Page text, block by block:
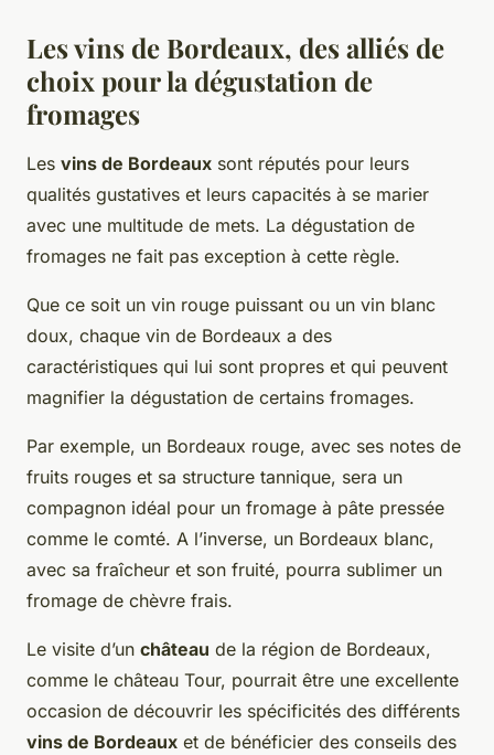
Les vins de Bordeaux, des alliés de
choix pour la dégustation de
fromages
Les vins de Bordeaux sont réputés pour leurs
qualités gustatives et leurs capacités à se marier
avec une multitude de mets. La dégustation de
fromages ne fait pas exception à cette règle.
Que ce soit un vin rouge puissant ou un vin blanc
doux, chaque vin de Bordeaux a des
caractéristiques qui lui sont propres et qui peuvent
magnifier la dégustation de certains fromages.
Par exemple, un Bordeaux rouge, avec ses notes de
fruits rouges et sa structure tannique, sera un
compagnon idéal pour un fromage à pâte pressée
comme le comté. A l’inverse, un Bordeaux blanc,
avec sa fraîcheur et son fruité, pourra sublimer un
fromage de chèvre frais.
Le visite d’un château de la région de Bordeaux,
comme le château Tour, pourrait être une excellente
occasion de découvrir les spécificités des différents
vins de Bordeaux et de bénéficier des conseils des